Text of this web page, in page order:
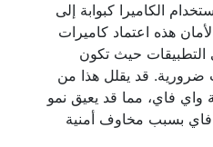
الكاميرا كبوابة إلى
هذه اعتماد كاميرات
حيث تكون
ضرورية. قد يقلل هذا من
واي فاي، مما قد يعيق نمو
بسبب مخاوف أمنية